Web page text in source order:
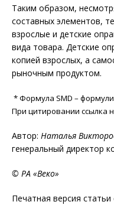
Таким образом,
составных элементов,
взрослые и детские
вида товара. Детские
копией взрослых, а
рыночным продуктом.
* Формула SMD –
При цитировании ссылка
Автор: Наталья
генеральный директор
© РА «Веко»
Печатная версия